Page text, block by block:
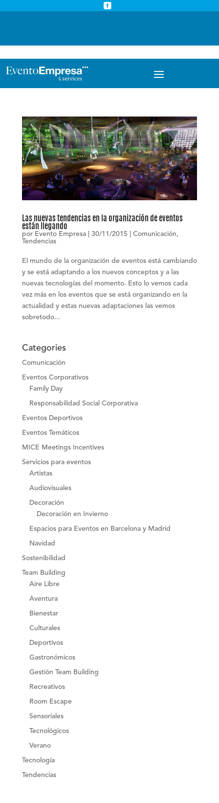

Las nuevas tendencias en la organización de eventos
están llegando
por Evento Empresa| 30/11/2015 Comunicación,
Tendencias
El mundo de la organización de eventos está cambiando
y se está adaptando a los nuevos conceptos y a las
nuevas tecnologías del momento. Esto lo vemos cada
vez más en los eventos que se está organizando en la
actualidad y estas nuevas adaptaciones las vemos
sobretodo...
Categories
Comunicación
Eventos Corporativos
Family Day
Responsabilidad Social Corporativa
Eventos Deportivos
Eventos Temáticos
MICE Meetings Incentives
Servicios para eventos
Artistas
Audiovisuales
Decoración
Decoración en Invierno
Espacios para Eventos en Barcelona y Madrid
Navidad
Sostenibilidad
Team Building
Aire Libre
Aventura
Bienestar
Culturales
Deportivos
Gastronómicos
Gestión Team Building
Recreativos
Room Escape
Sensoriales
Tecnológicos
Verano
Tecnología
Tendencias